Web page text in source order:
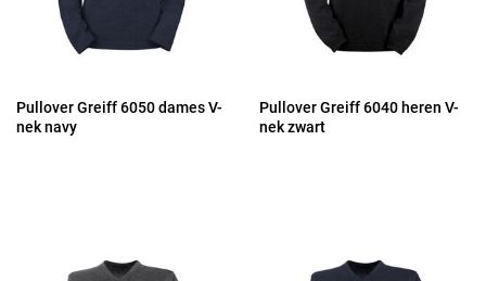
Pullover Greiff 6050 dames V-
nek navy
Pullover Greiff 6040 heren V-
nek zwart